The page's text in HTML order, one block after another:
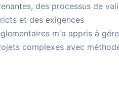
des processus de
et des exigences
m'a appris à
complexes avec